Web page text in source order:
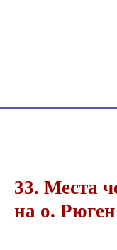
33. Места
на о.